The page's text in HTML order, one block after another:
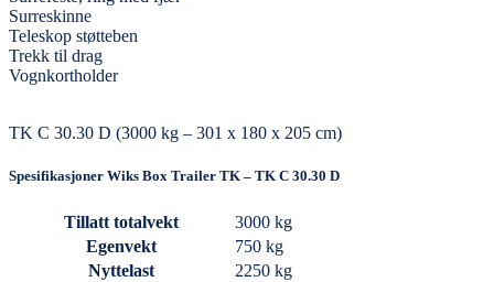
Surreskinne
Teleskop støtteben
Trekk til drag
Vognkortholder
TK C 30.30 D (3000 kg – 301 x 180 x 205 cm)
Spesifikasjoner Wiks Box Trailer TK – TK C 30.30 D
Tillatt totalvekt
3000 kg
Egenvekt
750 kg
Nyttelast
2250 kg